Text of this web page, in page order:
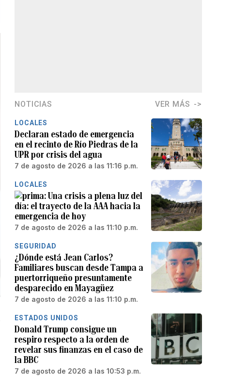
NOTICIAS VER MÁS
LOCALES
Declaran estado de emergencia
en el recinto de Río Piedras de la
UPR por crisis del agua
7 de agosto de 2026 a las 11:16 p.m.
LOCALES
Una crisis a plena luz del
día: el trayecto de la AAA hacia la
emergencia de hoy
7 de agosto de 2026 a las 11:10 p.m.
SEGURIDAD
¿Dónde está Jean Carlos?
Familiares buscan desde Tampa a
puertorriqueño presuntamente
desparecido en Mayagüez
7 de agosto de 2026 a las 11:10 p.m.
ESTADOS UNIDOS
Donald Trump consigue un
respiro respecto a la orden de
revelar sus finanzas en el caso de
la BBC
7 de agosto de 2026 a las 10:53 p.m.